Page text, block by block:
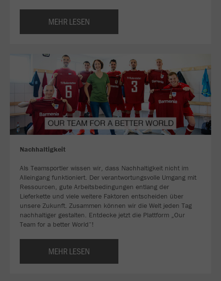
MEHR LESEN
Nachhaltigkeit
Als Teamsportler wissen wir, dass Nachhaltigkeit nicht im
Alleingang funktioniert. Der verantwortungsvolle Umgang mit
Ressourcen, gute Arbeitsbedingungen entlang der
Lieferkette und viele weitere Faktoren entscheiden über
unsere Zukunft. Zusammen können wir die Welt jeden Tag
nachhaltiger gestalten. Entdecke jetzt die Plattform „Our
Team for a better World“!
MEHR LESEN